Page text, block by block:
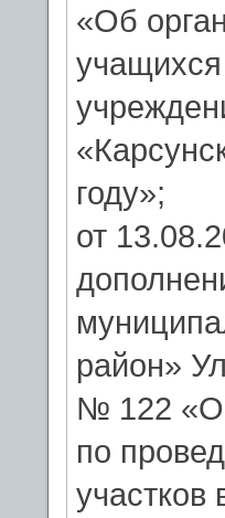
«Об
году»;
от
район»
№ 122
по
участков